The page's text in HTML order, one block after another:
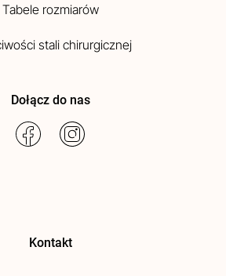
Tabele rozmiarów
stali chirurgicznej
Dołącz do nas
Kontakt